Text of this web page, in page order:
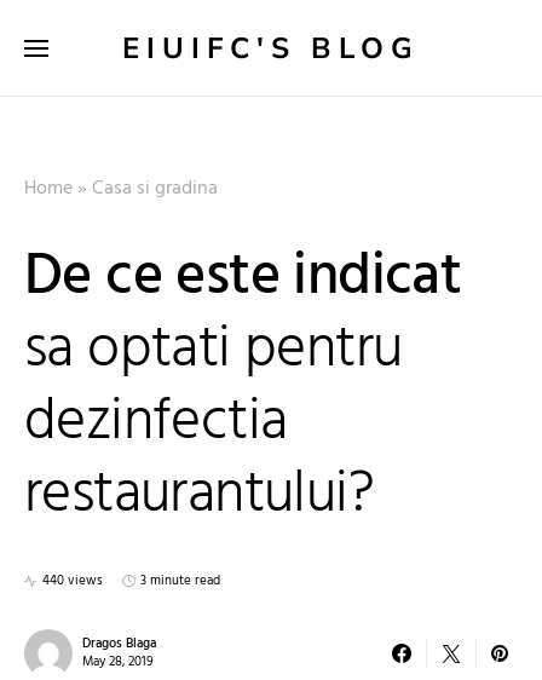
EIUIFC'S BLOG
Home» Casa si gradina
De ce este indicat
sa optati pentru
dezinfectia
restaurantului?
440 views 3 minute read
Dragos Blaga
May 28, 2019